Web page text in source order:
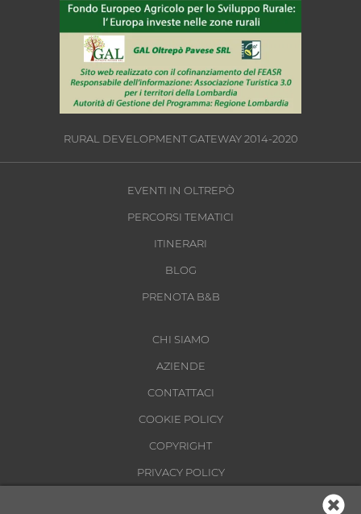
RURAL DEVELOPMENT GATEWAY 2014-2020
EVENTI IN OLTREPÒ
PERCORSI TEMATICI
ITINERARI
BLOG
PRENOTA B&B
CHI SIAMO
AZIENDE
CONTATTACI
COOKIE POLICY
COPYRIGHT
PRIVACY POLICY